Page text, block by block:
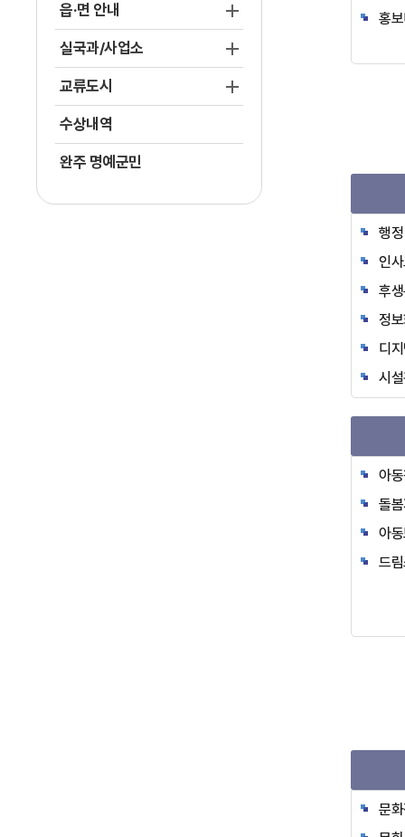
읍·면 안내
실국과/사업소
교류도시
수상내역
완주 명예군민
홍
행정
인
후
정
디
시
아
돌
아
드
문